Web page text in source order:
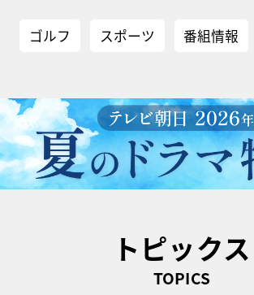
ゴルフ スポーツ 番組情報
トピックス
TOPICS